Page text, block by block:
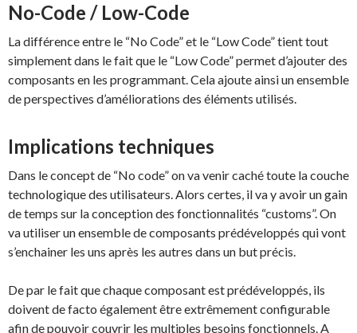
No-Code / Low-Code
La différence entre le “No Code” et le “Low Code” tient tout
simplement dans le fait que le “Low Code” permet d’ajouter des
composants en les programmant. Cela ajoute ainsi un ensemble
de perspectives d’améliorations des éléments utilisés.
Implications techniques
Dans le concept de “No code” on va venir caché toute la couche
technologique des utilisateurs. Alors certes, il va y avoir un gain
de temps sur la conception des fonctionnalités “customs”. On
va utiliser un ensemble de composants prédéveloppés qui vont
s’enchainer les uns après les autres dans un but précis.
De par le fait que chaque composant est prédéveloppés, ils
doivent de facto également être extrêmement configurable
afin de pouvoir couvrir les multiples besoins fonctionnels. A